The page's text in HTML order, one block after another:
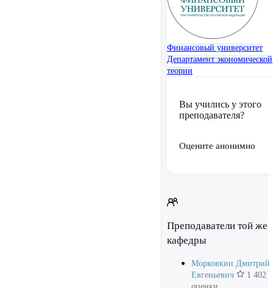
Финансовый университет
Департамент экономической
теории
Вы учились у этого
преподавателя?
Оцените анонимно
Преподаватели той же
кафедры
Морковкин Дмитрий
Евгеньевич
1 402